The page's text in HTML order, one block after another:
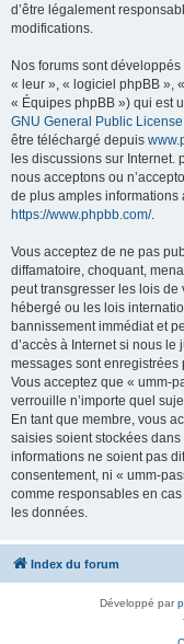
d’être légalement
modifications.
Nos forums sont
« leur », « logiciel phpBB »,
« Équipes phpBB ») qui est
GNU General Public License
être téléchargé depuis
les discussions sur Internet.
nous acceptons ou
de plus amples informations
https://www.phpbb.com/.
Vous acceptez de ne pas
diffamatoire, choquant,
peut transgresser les lois de
hébergé ou les lois
bannissement immédiat et
d’accès à Internet si nous
messages sont
Vous acceptez que « umm-
verrouille n’importe quel
En tant que membre, vous
saisies soient stockées
informations ne soient pas
consentement, ni « umm-
comme responsables en
les données.
Index du forum
Développé par